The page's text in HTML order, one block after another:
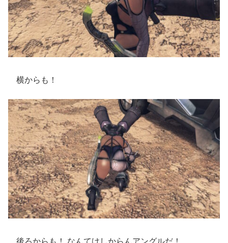
横からも！
後ろからも！ なんてけしからんアングルだ！